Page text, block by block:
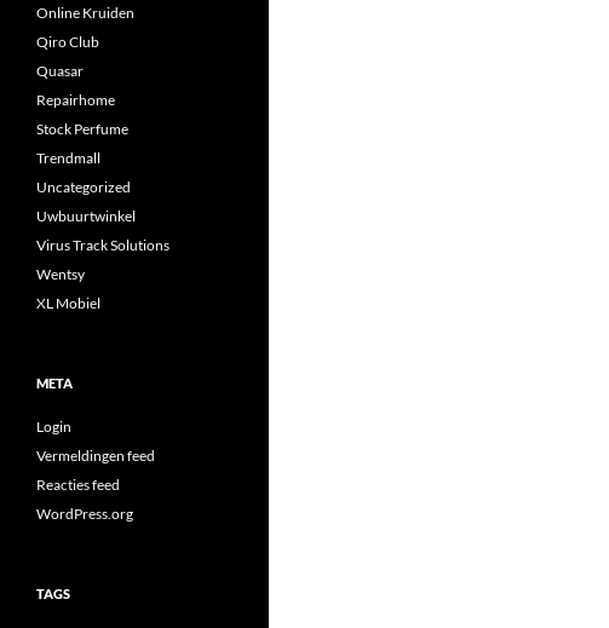
Online Kruiden
Qiro Club
Quasar
Repairhome
Stock Perfume
Trendmall
Uncategorized
Uwbuurtwinkel
Virus Track Solutions
Wentsy
XL Mobiel
META
Login
Vermeldingen feed
Reacties feed
WordPress.org
TAGS